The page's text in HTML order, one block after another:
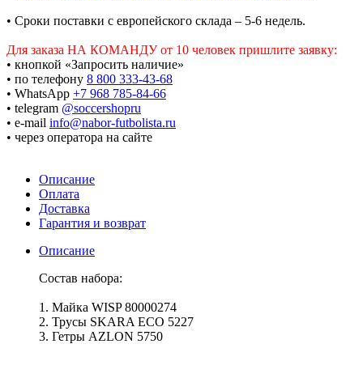
• Сроки поставки c европейского склада – 5-6 недель.
Для заказа НА КОМАНДУ от 10 человек пришлите заявку:
• кнопкой «Запросить наличие»
• по телефону 8 800 333-43-68
• WhatsApp +7 968 785-84-66
• telegram @soccershopru
• e-mail info@nabor-futbolista.ru
• через оператора на сайте
Описание
Оплата
Доставка
Гарантия и возврат
Описание
Состав набора:
1. Майка WISP 80000274
2. Трусы SKARA ECO 5227
3. Гетры AZLON 5750